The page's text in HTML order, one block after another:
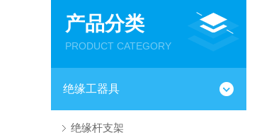
产品分类
PRODUCT CATEGORY
绝缘工器具
绝缘杆支架